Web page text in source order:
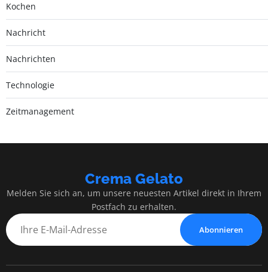
Kochen
Nachricht
Nachrichten
Technologie
Zeitmanagement
Crema Gelato
Melden Sie sich an, um unsere neuesten Artikel direkt in Ihrem
Postfach zu erhalten.
Abonnieren